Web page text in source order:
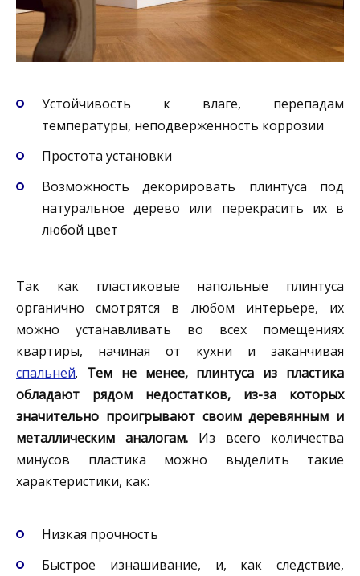
Устойчивость к влаге, перепадам
температуры, неподверженность коррозии
Простота установки
Возможность декорировать плинтуса под
натуральное дерево или перекрасить их в
любой цвет
Так как пластиковые напольные плинтуса
органично смотрятся в любом интерьере, их
можно устанавливать во всех помещениях
квартиры, начиная от кухни и заканчивая
спальней. Тем не менее, плинтуса из пластика
обладают рядом недостатков, из-за которых
значительно проигрывают своим деревянным и
металлическим аналогам. Из всего количества
минусов пластика можно выделить такие
характеристики, как:
Низкая прочность
Быстрое изнашивание, и, как следствие,